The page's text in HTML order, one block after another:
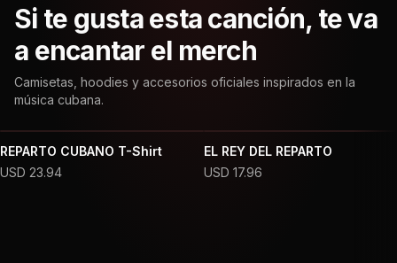
Si te gusta esta canción, te va
a encantar el merch
Camisetas, hoodies y accesorios oficiales inspirados en la
música cubana.
REPARTO CUBANO T-Shirt
USD 23.94
EL REY DEL REPARTO
USD 17.96